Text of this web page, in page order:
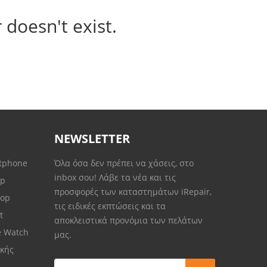
exist.
Watch
NEWSLETTER
Όλα όσα δεν πρέπει να χάσεις, στο
inbox σου! Λάβε τα νέα και τις
προσφορές των καταστημάτων iRepair,
τις ειδικές εκπτώσεις και τα
αποκλειστικά προνόμια των πελάτων
μας.